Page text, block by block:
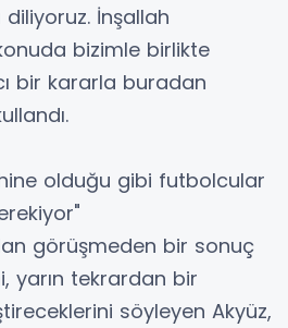
diliyoruz. İnşallah
bizimle birlikte
bir kararla buradan
olduğu gibi futbolcular
görüşmeden bir sonuç
yarın tekrardan bir
söyleyen Akyüz,